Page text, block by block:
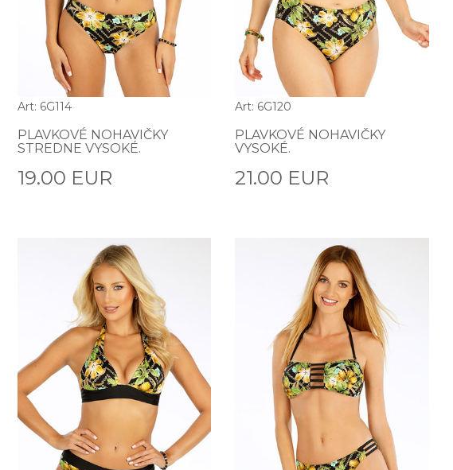
Art: 6G114
PLAVKOVÉ NOHAVIČKY
STREDNE VYSOKÉ.
19.00 EUR
Art: 6G120
PLAVKOVÉ NOHAVIČKY
VYSOKÉ.
21.00 EUR